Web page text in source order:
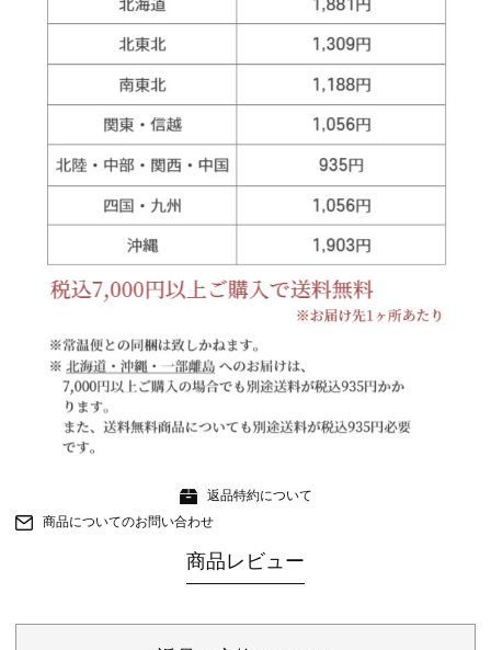
返品特約について
商品についてのお問い合わせ
商品レビュー